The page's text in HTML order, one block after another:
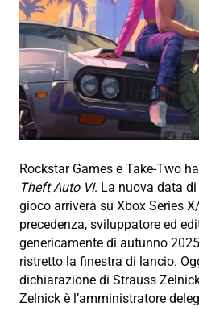
Rockstar Games e Take-Two
Theft Auto VI. La nuova data
gioco arriverà su Xbox Series
precedenza, sviluppatore ed
genericamente di autunno
ristretto la finestra di lancio.
dichiarazione di Strauss
Zelnick è l’amministratore